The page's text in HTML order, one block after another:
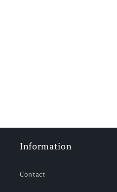
Information
Contact